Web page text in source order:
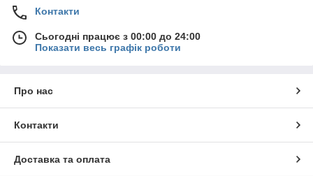
Контакти
Сьогодні працює з 00:00 до 24:00
Показати весь графік роботи
Про нас
Контакти
Доставка та оплата